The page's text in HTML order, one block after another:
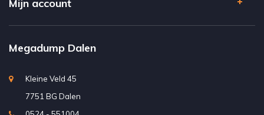
Mijn account
Megadump Dalen
Kleine Veld 45
7751 BG Dalen